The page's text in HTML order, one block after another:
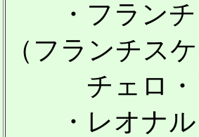
・フランチ
（フランチス
チェロ・ソ
・レオナル